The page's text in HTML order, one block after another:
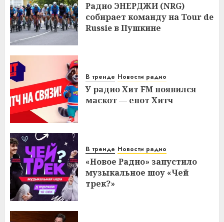
Радио ЭНЕРДЖИ (NRG)
собирает команду на Tour de
Russie в Пушкине
В тренде Новости радио
У радио Хит FM появился
маскот — енот Хитч
В тренде Новости радио
«Новое Радио» запустило
музыкальное шоу «Чей
трек?»